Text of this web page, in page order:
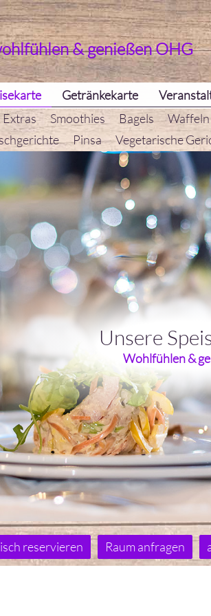
& genießen OHG
Getränkekarte
Smoothies Bagels Waffeln
Pinsa Vegetarische
Unsere
Wohlfühlen &
reservieren Raum anfragen